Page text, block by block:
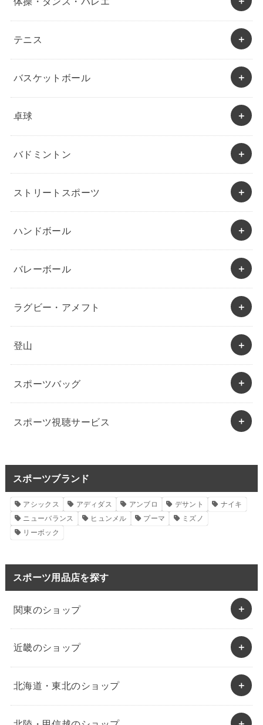
テニス
バスケットボール
卓球
バドミントン
ストリートスポーツ
ハンドボール
バレーボール
ラグビー・アメフト
登山
スポーツバッグ
スポーツ視聴サービス
スポーツブランド
アシックス アディダス アンブロ デサント
ナイキ
ニューバランス
ヒュンメル プーマ
ミズノ
リーボック
スポーツ用品店を探す
関東のショップ
近畿のショップ
北海道・東北のショップ